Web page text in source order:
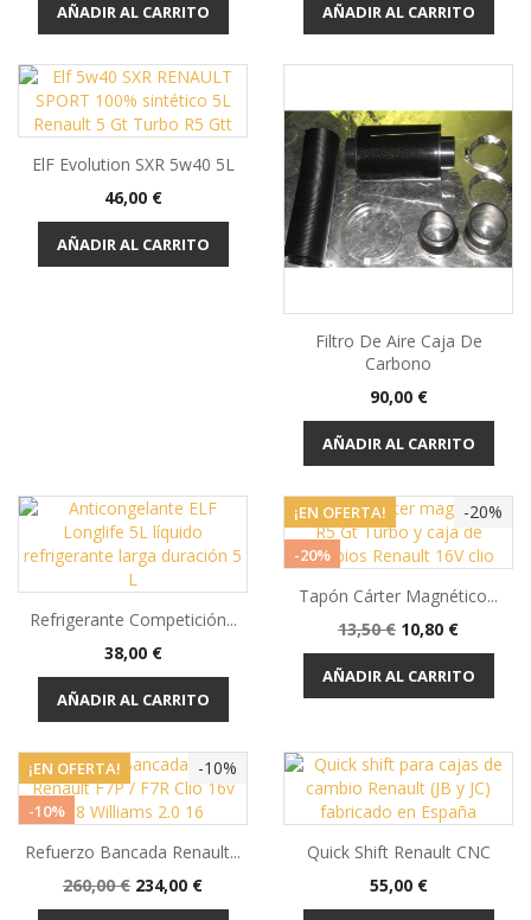
AÑADIR AL CARRITO AÑADIR AL CARRITO
ElF Evolution SXR 5w40 5L
Precio
46,00 €
AÑADIR AL CARRITO
Filtro De Aire Caja De
Carbono
Precio
90,00 €
AÑADIR AL CARRITO
Refrigerante Competición...
Precio
38,00 €
AÑADIR AL CARRITO
-20%
¡EN OFERTA!
-20%
Tapón Cárter Magnético...
Precio
base
13,50 € Precio
10,80 €
AÑADIR AL CARRITO
-10%
¡EN OFERTA!
-10%
Refuerzo Bancada Renault...
Precio
base
260,00 € Precio
234,00 €
Quick Shift Renault CNC
Precio
55,00 €